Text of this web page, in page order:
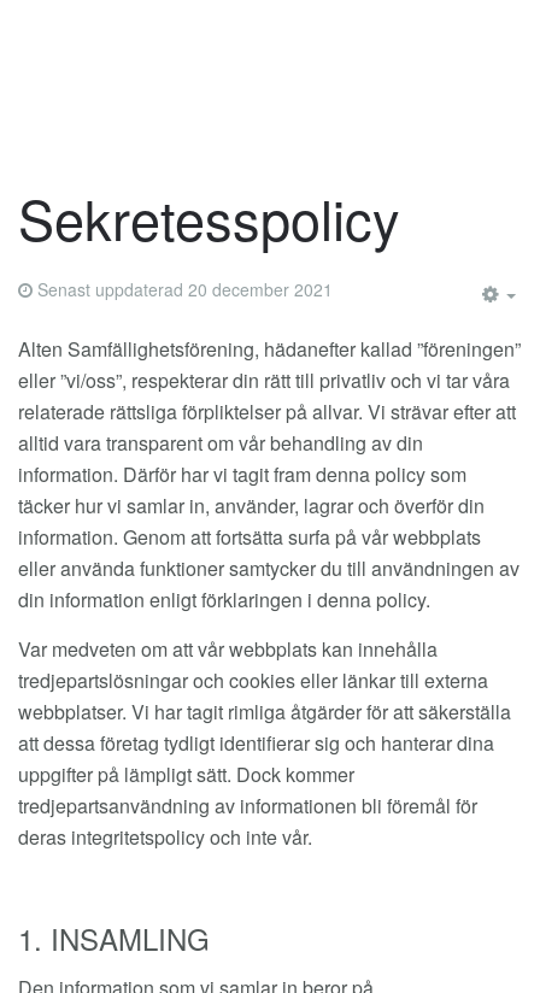
Sekretesspolicy
Senast uppdaterad 20 december 2021
Alten Samfällighetsförening, hädanefter kallad ”föreningen”
eller ”vi/oss”, respekterar din rätt till privatliv och vi tar våra
relaterade rättsliga förpliktelser på allvar. Vi strävar efter att
alltid vara transparent om vår behandling av din
information. Därför har vi tagit fram denna policy som
täcker hur vi samlar in, använder, lagrar och överför din
information. Genom att fortsätta surfa på vår webbplats
eller använda funktioner samtycker du till användningen av
din information enligt förklaringen i denna policy.
Var medveten om att vår webbplats kan innehålla
tredjepartslösningar och cookies eller länkar till externa
webbplatser. Vi har tagit rimliga åtgärder för att säkerställa
att dessa företag tydligt identifierar sig och hanterar dina
uppgifter på lämpligt sätt. Dock kommer
tredjepartsanvändning av informationen bli föremål för
deras integritetspolicy och inte vår.
1. INSAMLING